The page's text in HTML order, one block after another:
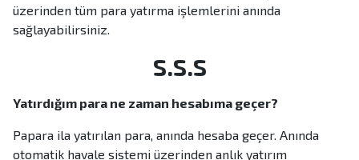
üzerinden tüm para yatırma işlemlerini anında
sağlayabilirsiniz.
S.S.S
Yatırdığım para ne zaman hesabıma geçer?
Papara ila yatırılan para, anında hesaba geçer. Anında
otomatik havale sistemi üzerinden anlık yatırım